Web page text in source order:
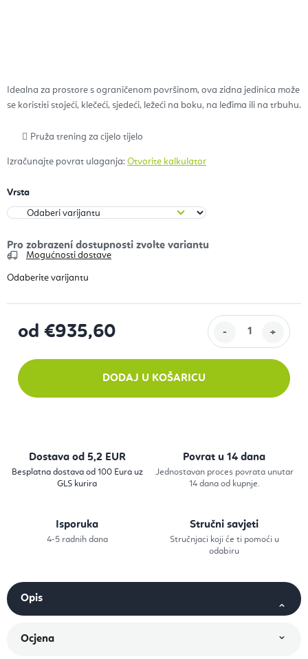
Idealna za prostore s ograničenom površinom, ova zidna jedinica može
se koristiti stojeći, klečeći, sjedeći, ležeći na boku, na leđima ili na trbuhu.
Pruža trening za cijelo tijelo
Izračunajte povrat ulaganja: Otvorite kalkulator
Vrsta
Mogućnosti dostave
od €935,60
DODAJ U KOŠARICU
Dostava od 5,2 EUR
Besplatna dostava od 100 Eura uz
GLS kurira
Povrat u 14 dana
Jednostavan proces povrata unutar
14 dana od kupnje.
Isporuka
4-5 radnih dana
Stručni savjeti
Stručnjaci koji će ti pomoći u
odabiru